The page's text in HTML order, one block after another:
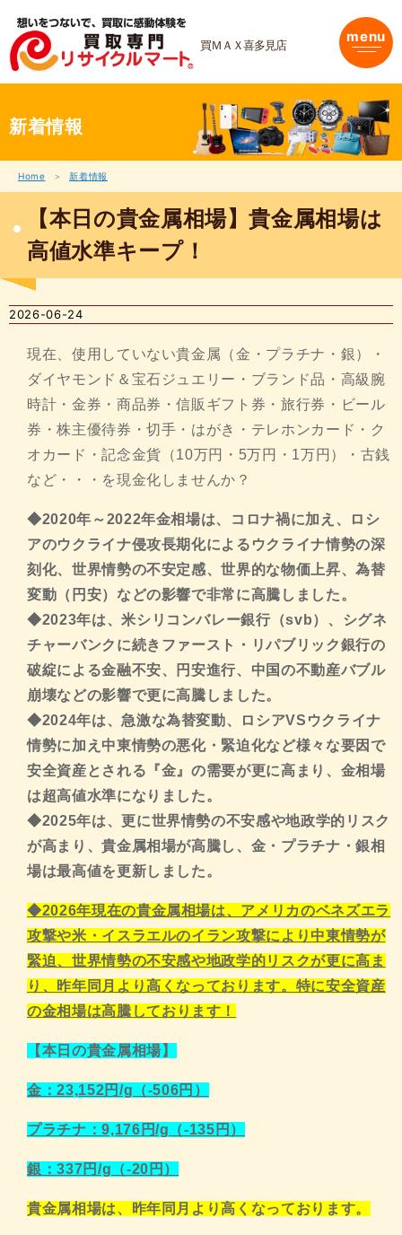
ス
買ＭＡＸ喜多見店 menu
新着情報
Home 新着情報
【本日の貴金属相場】貴金属相場は
高値水準キープ！
2026-06-24
現在、使用していない貴金属（金・プラチナ・銀）・
ダイヤモンド＆宝石ジュエリー・ブランド品・高級腕
時計・金券・商品券・信販ギフト券・旅行券・ビール
券・株主優待券・切手・はがき・テレホンカード・ク
オカード・記念金貨（10万円・5万円・1万円）・古銭
など・・・を現金化しませんか？
◆2020年～2022年金相場は、コロナ禍に加え、ロシ
アのウクライナ侵攻長期化によるウクライナ情勢の深
刻化、世界情勢の不安定感、世界的な物価上昇、為替
変動（円安）などの影響で非常に高騰しました。
◆2023年は、米シリコンバレー銀行（svb）、シグネ
チャーバンクに続きファースト・リパブリック銀行の
破綻による金融不安、円安進行、中国の不動産バブル
崩壊などの影響で更に高騰しました。
◆2024年は、急激な為替変動、ロシアVSウクライナ
情勢に加え中東情勢の悪化・緊迫化など様々な要因で
安全資産とされる『金』の需要が更に高まり、金相場
は超高値水準になりました。
◆2025年は、更に世界情勢の不安感や地政学的リスク
が高まり、貴金属相場が高騰し、金・プラチナ・銀相
場は最高値を更新しました。
◆2026年現在の貴金属相場は、アメリカのベネズエラ
攻撃や米・イスラエルのイラン攻撃により中東情勢が
緊迫、世界情勢の不安感や地政学的リスクが更に高ま
り、昨年同月より高くなっております。特に安全資産
の金相場は高騰しております！
【本日の貴金属相場】
金：23,152円/g（-506円）
プラチナ：9,176 円/g（-135円）
銀：337円/g（-20円）
貴金属相場は、昨年同月より高くなっております。